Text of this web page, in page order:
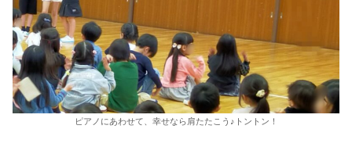
ピアノにあわせて、幸せなら肩たたこう♪トントン！